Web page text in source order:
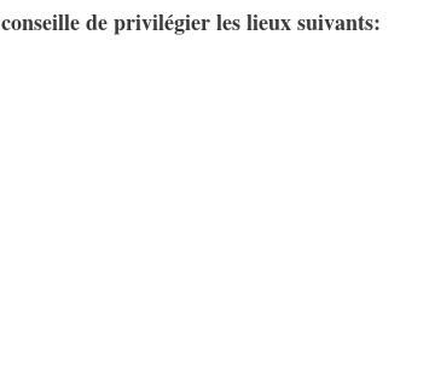
de privilégier les lieux suivants: